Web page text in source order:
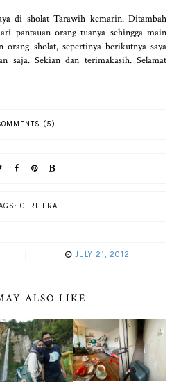
di sholat Tarawih kemarin. Ditambah
pantauan orang tuanya sehingga main
orang sholat, sepertinya berikutnya saya
saja. Sekian dan terimakasih. Selamat
(5)
CERITERA
JULY 21, 2012
ALSO LIKE